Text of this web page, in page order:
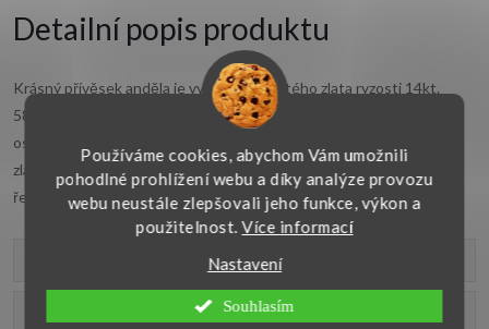
Používáme cookies, abychom Vám umožnili
pohodlné prohlížení webu a díky analýze provozu
webu neustále zlepšovali jeho funkce, výkon a
použitelnost.Více informací
Nastavení
Souhlasím
Detailní popis produktu
Krásný přívěsek anděla je vyroben ze žlutého zlata ryzosti 14kt.
585/1000. Elegantní
zlatý přívěsekv hladkém lesklém provedení je
osazen krásným bílým zirkonem oválného tvaru. Celková velikost
zlatého přívěsku je 20x16 mm. Zlatý anděl je vhodný na jemnější
řetízek a bude skvělým dárkem pro blízkou osobu.